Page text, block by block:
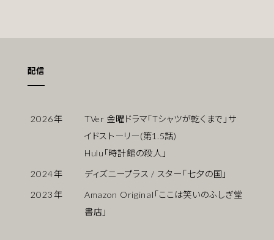
配信
2026年
TVer 金曜ドラマ「Tシャツが乾くまで」サ
イドストーリー(第1.5話)
Hulu「時計館の殺人」
2024年
ディズニープラス / スター「七夕の国」
2023年
Amazon Original「ここは笑いのふしぎ堂
書店」